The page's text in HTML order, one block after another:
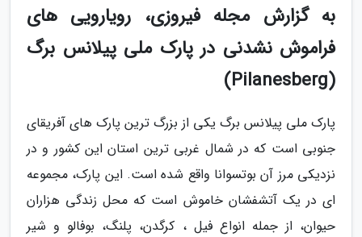
به گزارش مجله فیروزی، رویارویی های
فراموش نشدنی در پارک ملی پیلانس برگ
(Pilanesberg)
پارک ملی پیلانس برگ یکی از بزرگ ترین پارک های آفریقای
جنوبی است که در شمال غربی ترین استان این کشور و در
نزدیکی مرز آن بوتسوانا واقع شده است. این پارک، مجموعه
ای در یک آتشفشان خاموش است که محل زندگی هزاران
حیوان، از جمله انواع فیل ، کرگدن، پلنگ، بوفالو و شیر